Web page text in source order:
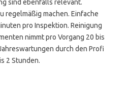
sind ebenfalls relevant.
machen. Einfache
pro Inspektion. Reinigung
nimmt pro Vorgang 20 bis
durch den Profi
2 Stunden.